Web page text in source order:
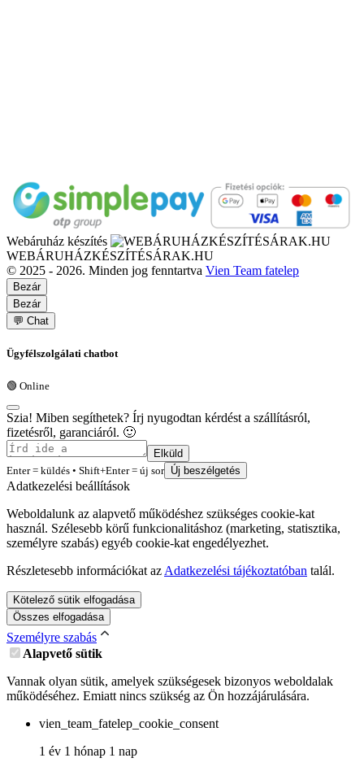
Webáruház készítés
WEBÁRUHÁZKÉSZÍTÉSÁRAK.HU
© 2025 - 2026. Minden jog fenntartva Vien Team fatelep
Bezár
Bezár
💬 Chat
Ügyfélszolgálati chatbot
🟢 Online
Szia! Miben segíthetek? Írj nyugodtan kérdést a szállításról,
fizetésről, garanciáról. 🙂
Elküld
Enter = küldés • Shift+Enter = új sor Új beszélgetés
Adatkezelési beállítások
Weboldalunk az alapvető működéshez szükséges cookie-kat
használ. Szélesebb körű funkcionalitáshoz (marketing, statisztika,
személyre szabás) egyéb cookie-kat engedélyezhet.
Részletesebb információkat az Adatkezelési tájékoztatóban talál.
Kötelező sütik elfogadása
Összes elfogadása
Személyre szabás
Alapvető sütik
Vannak olyan sütik, amelyek szükségesek bizonyos weboldalak
működéséhez. Emiatt nincs szükség az Ön hozzájárulására.
vien_team_fatelep_cookie_consent
1 év 1 hónap 1 nap